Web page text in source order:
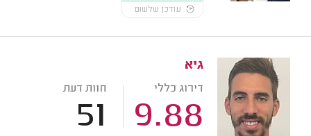
עודכן שלשום
גיא
דירוג כללי
9.88
חוות דעת
51